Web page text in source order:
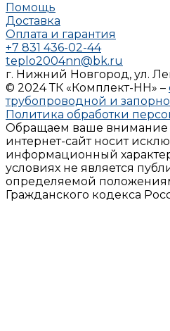
Помощь
Доставка
Оплата и гарантия
+7 831 436-02-44
teplo2004nn@bk.ru
г. Нижний Новгород, ул.
© 2024 ТК «Комплект-НН» –
трубопроводной и
Политика обработки
Обращаем ваше внимание
интернет-сайт носит
информационный
условиях не является
определяемой
Гражданского кодекса